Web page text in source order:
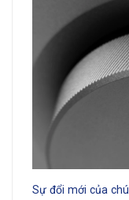
Sự đổi mới của